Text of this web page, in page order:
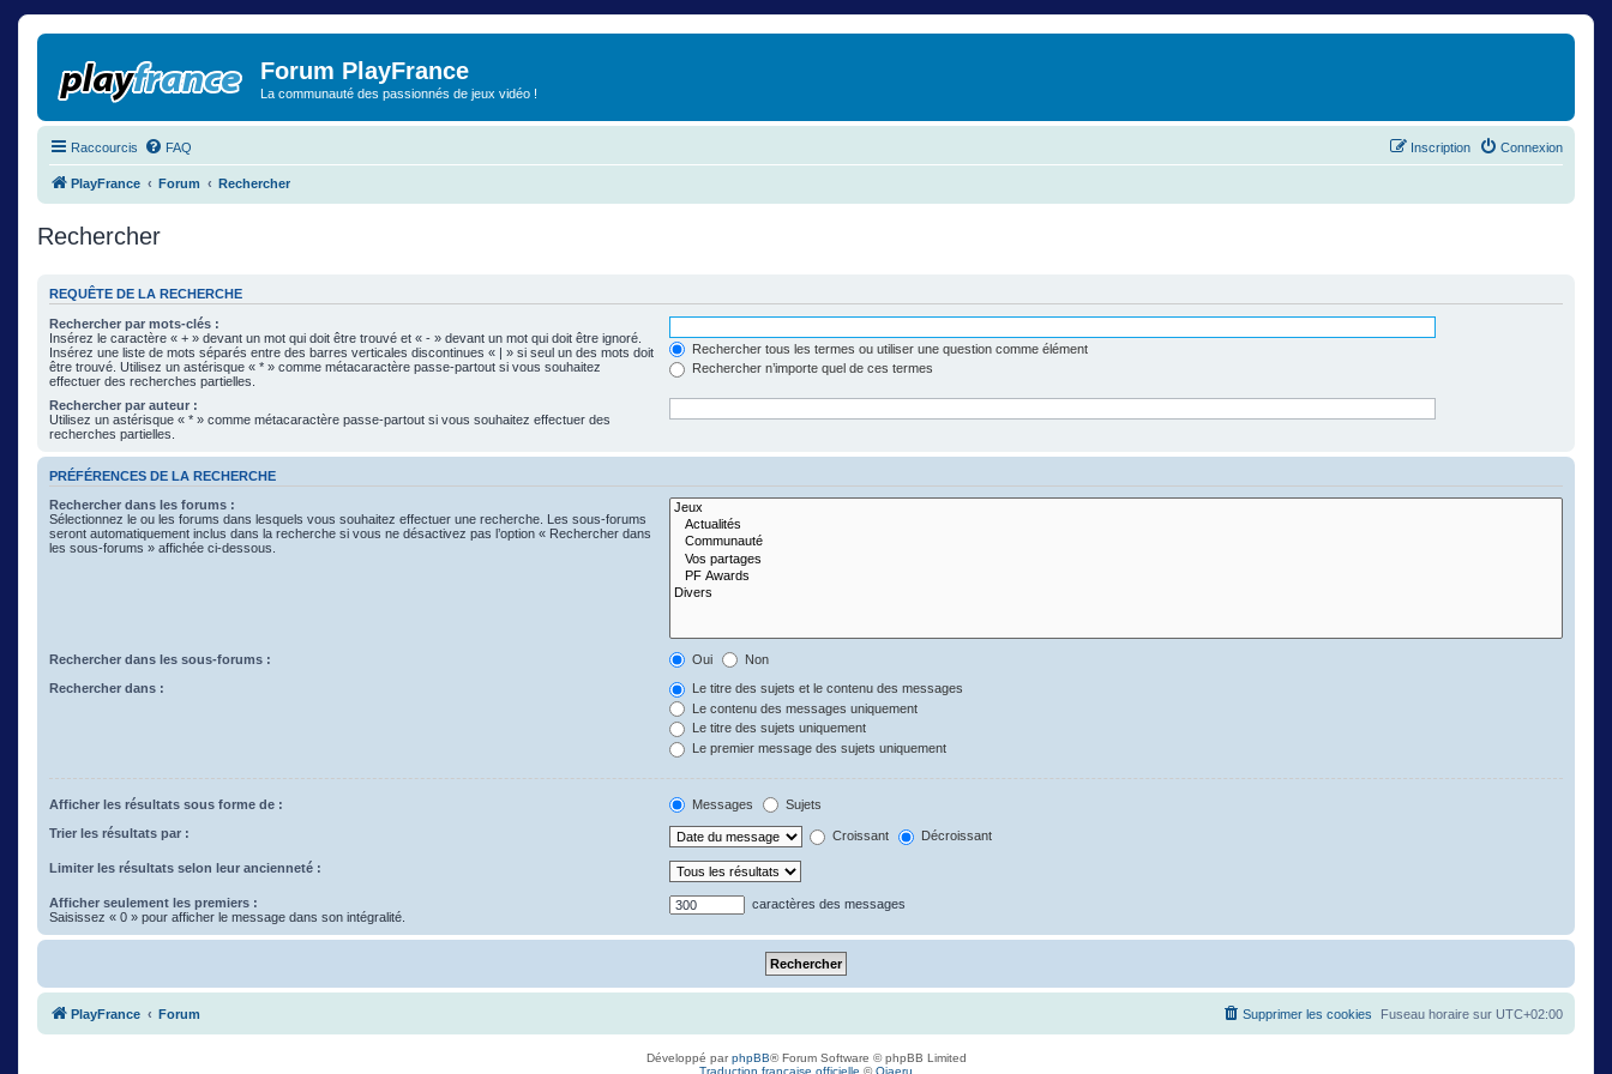
Forum PlayFrance
La communauté des passionnés de jeux vidéo !
Raccourcis FAQ Connexion
Inscription
PlayFrance Forum Rechercher
Rechercher
REQUÊTE DE LA RECHERCHE
Rechercher par mots-clés :
Insérez le caractère « + » devant un mot qui doit être trouvé et « - » devant un mot qui doit être ignoré.
Insérez une liste de mots séparés entre des barres verticales discontinues « | » si seul un des mots doit
être trouvé. Utilisez un astérisque « * » comme métacaractère passe-partout si vous souhaitez
effectuer des recherches partielles.
Rechercher tous les termes ou utiliser une question comme élément
Rechercher n’importe quel de ces termes
Rechercher par auteur :
Utilisez un astérisque « * » comme métacaractère passe-partout si vous souhaitez effectuer des
recherches partielles.
PRÉFÉRENCES DE LA RECHERCHE
Rechercher dans les forums :
Sélectionnez le ou les forums dans lesquels vous souhaitez effectuer une recherche. Les sous-forums
seront automatiquement inclus dans la recherche si vous ne désactivez pas l’option « Rechercher dans
les sous-forums » affichée ci-dessous.
Rechercher dans les sous-forums : Oui Non
Rechercher dans :
Le titre des sujets et le contenu des messages
Le contenu des messages uniquement
Le titre des sujets uniquement
Le premier message des sujets uniquement
Afficher les résultats sous forme de : Messages Sujets
Trier les résultats par : Croissant Décroissant
Limiter les résultats selon leur ancienneté :
Afficher seulement les premiers :
Saisissez « 0 » pour afficher le message dans son intégralité.
caractères des messages
PlayFrance Forum Fuseau horaire sur UTC+02:00
Supprimer les cookies
Développé parphpBB® Forum Software © phpBB Limited
Traduction française officielle ©Qiaeru